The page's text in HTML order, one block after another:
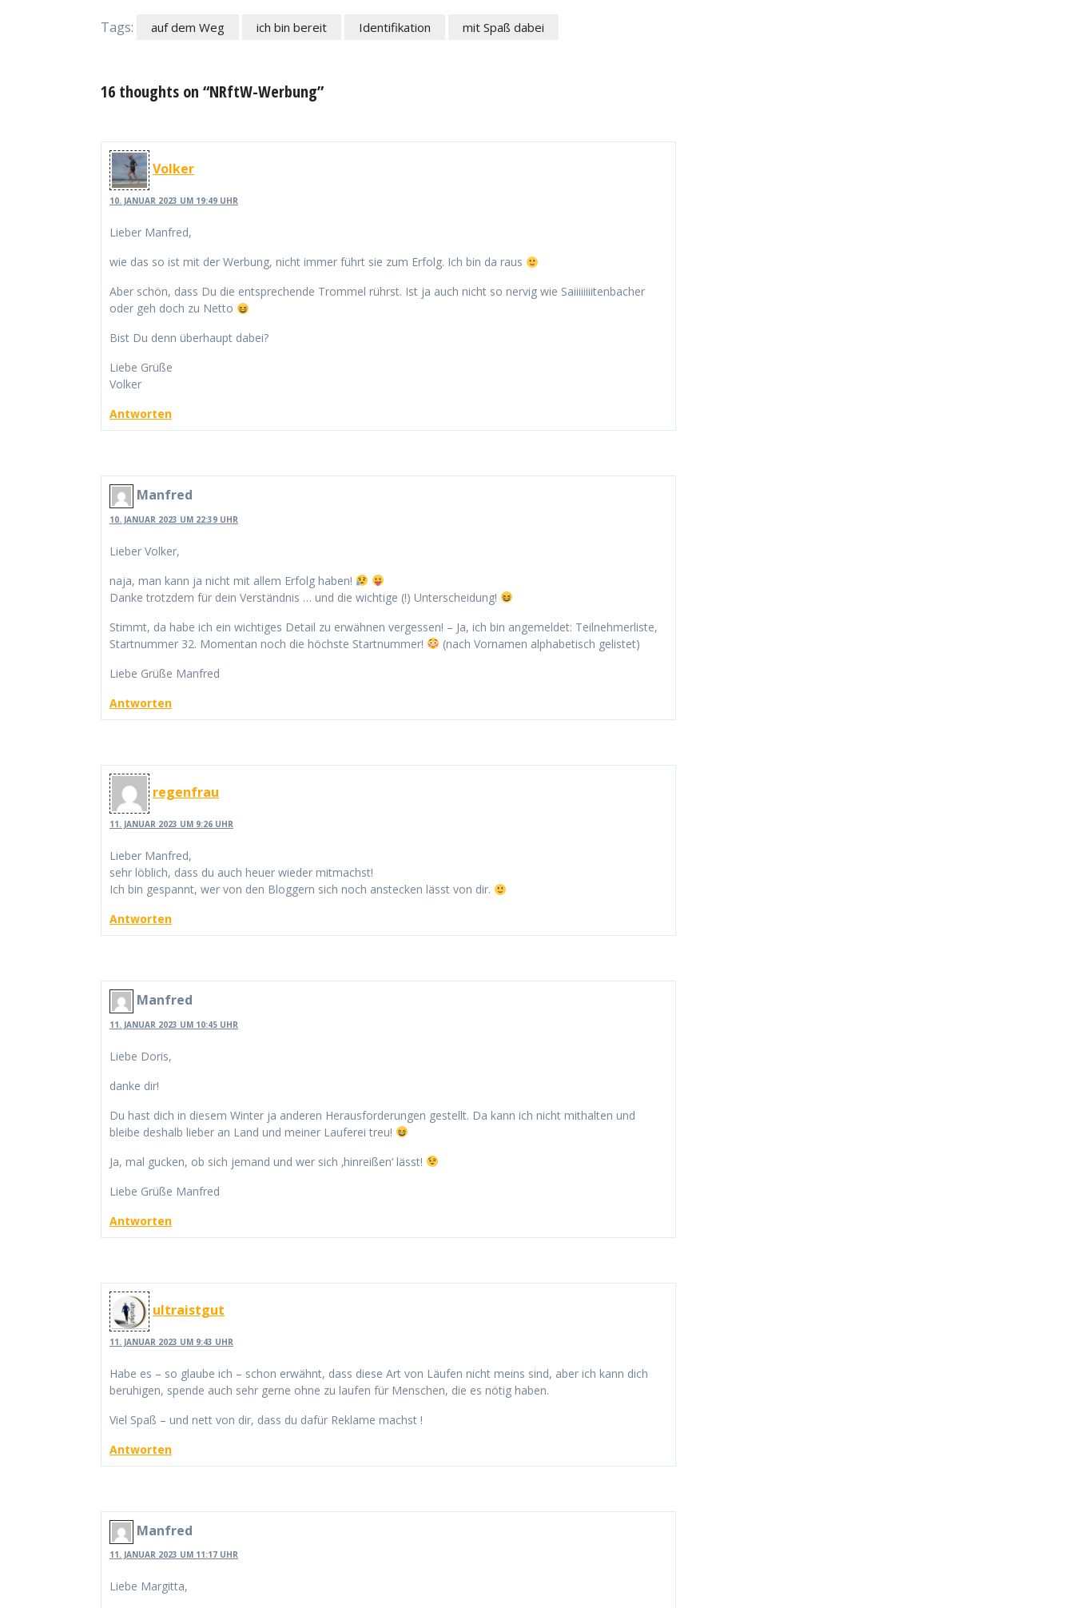
Tags: auf dem Weg ich bin bereit Identifikation mit Spaß dabei
16 thoughts on “NRftW-Werbung”
Volker
10. JANUAR 2023 UM 19:49 UHR
Lieber Manfred,
wie das so ist mit der Werbung, nicht immer führt sie zum Erfolg. Ich bin da raus
Aber schön, dass Du die entsprechende Trommel rührst. Ist ja auch nicht so nervig wie Saiiiiiiiitenbacher
oder geh doch zu Netto
Bist Du denn überhaupt dabei?
Liebe Grüße
Volker
Antworten
Manfred
10. JANUAR 2023 UM 22:39 UHR
Lieber Volker,
naja, man kann ja nicht mit allem Erfolg haben!
Danke trotzdem für dein Verständnis … und die wichtige (!) Unterscheidung!
Stimmt, da habe ich ein wichtiges Detail zu erwähnen vergessen! – Ja, ich bin angemeldet: Teilnehmerliste,
Startnummer 32. Momentan noch die höchste Startnummer!
(nach Vornamen alphabetisch gelistet)
Liebe Grüße Manfred
Antworten
regenfrau
11. JANUAR 2023 UM 9:26 UHR
Lieber Manfred,
sehr löblich, dass du auch heuer wieder mitmachst!
Ich bin gespannt, wer von den Bloggern sich noch anstecken lässt von dir.
Antworten
Manfred
11. JANUAR 2023 UM 10:45 UHR
Liebe Doris,
danke dir!
Du hast dich in diesem Winter ja anderen Herausforderungen gestellt. Da kann ich nicht mithalten und
bleibe deshalb lieber an Land und meiner Lauferei treu!
Ja, mal gucken, ob sich jemand und wer sich ‚hinreißen‘ lässt!
Liebe Grüße Manfred
Antworten
ultraistgut
11. JANUAR 2023 UM 9:43 UHR
Habe es – so glaube ich – schon erwähnt, dass diese Art von Läufen nicht meins sind, aber ich kann dich
beruhigen, spende auch sehr gerne ohne zu laufen für Menschen, die es nötig haben.
Viel Spaß – und nett von dir, dass du dafür Reklame machst !
Antworten
Manfred
11. JANUAR 2023 UM 11:17 UHR
Liebe Margitta,